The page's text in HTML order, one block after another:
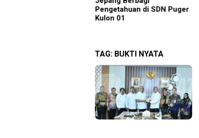
TAG: BUKTI NYATA